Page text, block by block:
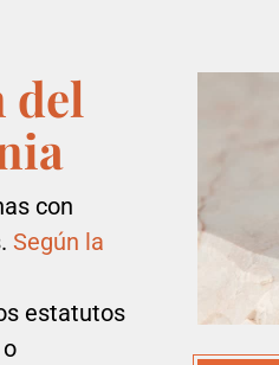
del
con
Según la
estatutos